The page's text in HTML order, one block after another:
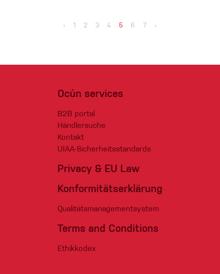
‹ 1 2 3 4 5 6 7 ›
Ocún services
B2B portal
Händlersuche
Kontakt
UIAA-Sicherheitsstandards
Privacy & EU Law
Konformitätserklärung
Qualitätsmanagementsystem
Terms and Conditions
Ethikkodex